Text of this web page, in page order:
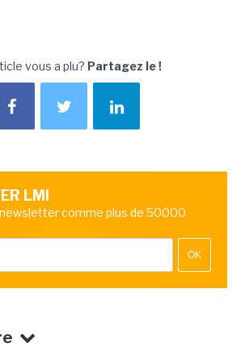
vous a plu? Partagez le !
LMI
comme plus de 50000
OK